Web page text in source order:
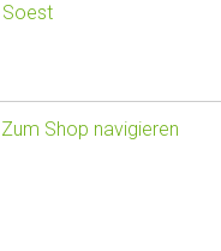
Soest
Zum Shop navigieren